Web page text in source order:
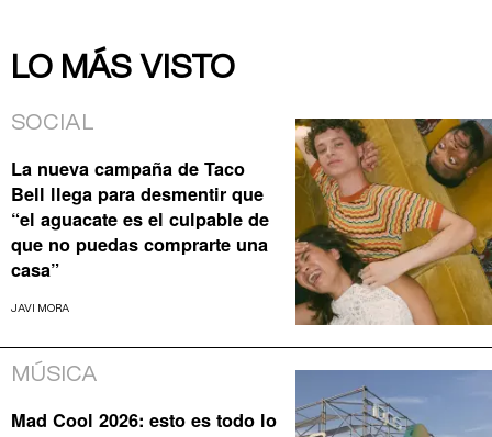
LO MÁS VISTO
SOCIAL
La nueva campaña de Taco
Bell llega para desmentir que
“el aguacate es el culpable de
que no puedas comprarte una
casa”
JAVI MORA
MÚSICA
Mad Cool 2026: esto es todo lo